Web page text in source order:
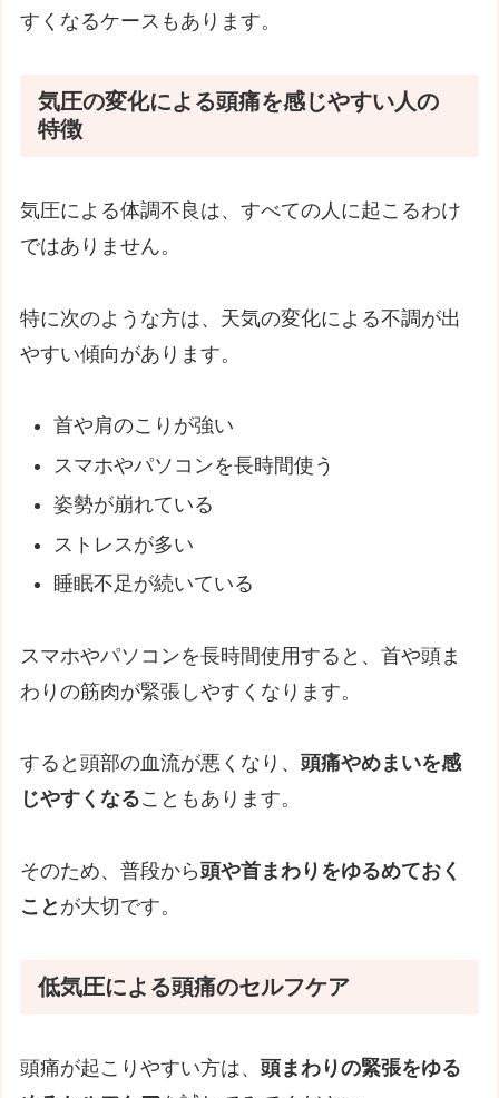
すくなるケースもあります。
気圧の変化による頭痛を感じやすい人の
特徴
気圧による体調不良は、すべての人に起こるわけ
ではありません。
特に次のような方は、天気の変化による不調が出
やすい傾向があります。
首や肩のこりが強い
スマホやパソコンを長時間使う
姿勢が崩れている
ストレスが多い
睡眠不足が続いている
スマホやパソコンを長時間使用すると、首や頭ま
わりの筋肉が緊張しやすくなります。
すると頭部の血流が悪くなり、頭痛やめまいを感
じやすくなることもあります。
そのため、普段から頭や首まわりをゆるめておく
こと が大切です。
低気圧による頭痛のセルフケア
頭痛が起こりやすい方は、頭まわりの緊張をゆる